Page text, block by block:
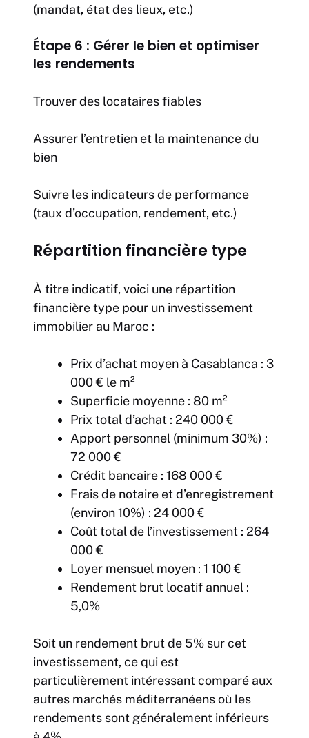
(mandat, état des lieux, etc.)
Étape 6 : Gérer le bien et optimiser
les rendements
Trouver des locataires fiables
Assurer l’entretien et la maintenance du
bien
Suivre les indicateurs de performance
(taux d’occupation, rendement, etc.)
Répartition financière type
À titre indicatif, voici une répartition
financière type pour un investissement
immobilier au Maroc :
Prix d’achat moyen à Casablanca : 3
000 € le m²
Superficie moyenne : 80 m²
Prix total d’achat : 240 000 €
Apport personnel (minimum 30%) :
72 000 €
Crédit bancaire : 168 000 €
Frais de notaire et d’enregistrement
(environ 10%) : 24 000 €
Coût total de l’investissement : 264
000 €
Loyer mensuel moyen : 1 100 €
Rendement brut locatif annuel :
5,0%
Soit un rendement brut de 5% sur cet
investissement, ce qui est
particulièrement intéressant comparé aux
autres marchés méditerranéens où les
rendements sont généralement inférieurs